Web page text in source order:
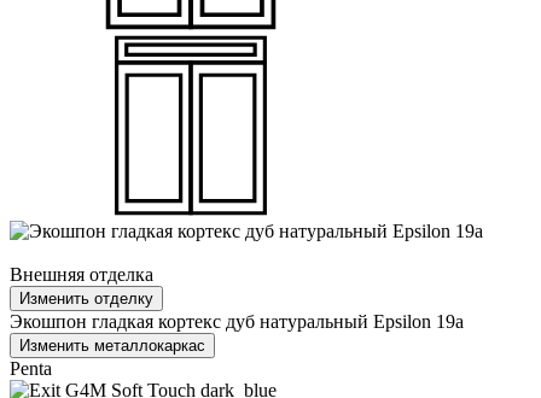
Внешняя отделка
Изменить отделку
Экошпон гладкая кортекс дуб натуральный Epsilon 19a
Изменить металлокаркас
Penta